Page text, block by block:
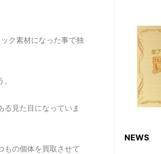
ク素材になった事で独
る見た目になっていま
もの個体を買取させて
NEWS